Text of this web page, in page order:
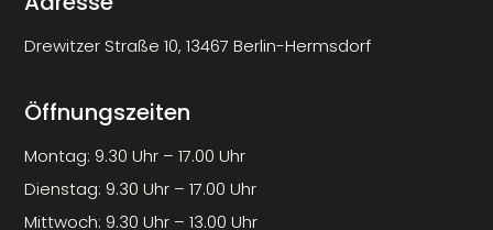
Drewitzer Straße 10, 13467 Berlin-Hermsdorf
Öffnungszeiten
Montag: 9.30 Uhr – 17.00 Uhr
Dienstag: 9.30 Uhr – 17.00 Uhr
Mittwoch: 9.30 Uhr – 13.00 Uhr